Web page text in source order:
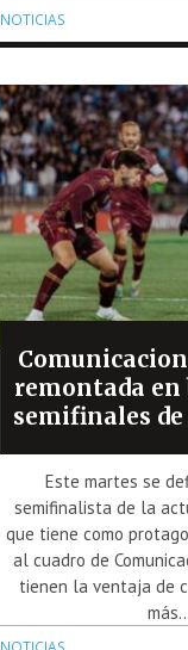
NOTICIAS
remontada en
semifinales
Este martes se
semifinalista de la
que tiene como
al cuadro de
tienen la ventaja de